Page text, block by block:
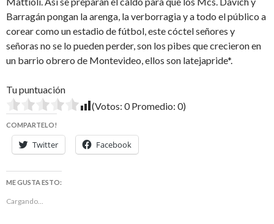
Barragán pongan la arenga, la verborragia y a todo el público a
corear como un estadio de fútbol, este cóctel señores y
señoras no se lo pueden perder, son los pibes que crecieron en
un barrio obrero de Montevideo, ellos son latejapride*.
Tu puntuación
(Votos: 0Promedio: 0)
COMPARTELO!
Twitter Facebook
ME GUSTA ESTO:
Cargando...